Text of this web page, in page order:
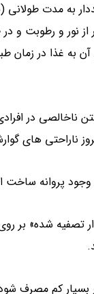
به مدت
نور و رطوبت و
به غذا در زمان
ناخالصی در
بروز ناراحتی
پروانه ساخت
تصفیه شده» بر
کم مصرف